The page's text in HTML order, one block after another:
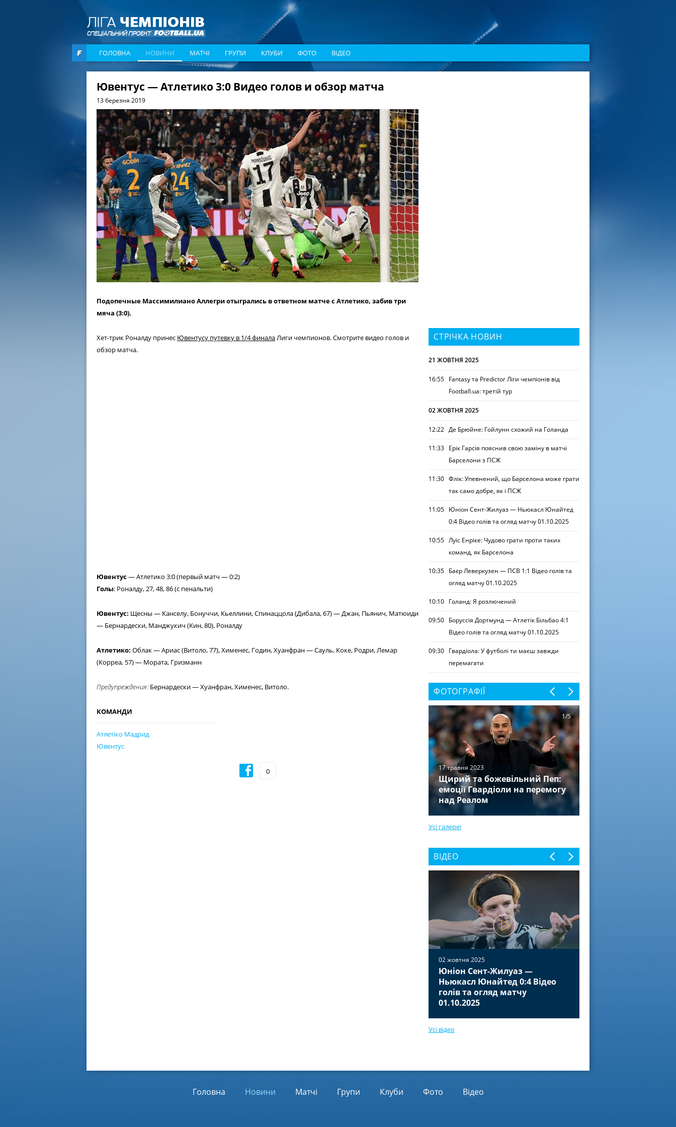
ГОЛОВНА НОВИНИ МАТЧІ ГРУПИ КЛУБИ ФОТО ВІДЕО
Ювентус — Атлетико 3:0 Видео голов и обзор матча
13 березня 2019
Подопечные Массимилиано Аллегри отыгрались в ответном матче с Атлетико, забив три
мяча (3:0).
Хет-трик Роналду принес Ювентусу путевку в 1/4 финалаЛиги чемпионов. Смотрите видео голов и
обзор матча.
Ювентус— Атлетико 3:0 (первый матч — 0:2)
Голы: Роналду, 27, 48, 86 (с пенальти)
Ювентус: Щесны — Канселу, Бонуччи, Кьеллини, Спинаццола (Дибала, 67) — Джан, Пьянич, Матюиди
— Бернардески, Манджукич (Кин, 80), Роналду
Атлетико: Облак — Ариас (Витоло, 77), Хименес, Годин, Хуанфран — Сауль, Коке, Родри, Лемар
(Корреа, 57) — Мората, Гризманн
Предупреждения: Бернардески — Хуанфран, Хименес, Витоло.
КОМАНДИ
Атлетіко Мадрид
Ювентус
0
СТРІЧКА НОВИН
21 ЖОВТНЯ 2025
16:55 Fantasy та Predictor Ліги чемпіонів від
Football.ua: третій тур
02 ЖОВТНЯ 2025
12:22 Де Брюйне: Гойлунн схожий на Голанда
11:33 Ерік Гарсія пояснив свою заміну в матчі
Барселони з ПСЖ
11:30 Флік: Упевнений, що Барселона може грати
так само добре, як і ПСЖ
11:05 Юніон Сент-Жилуаз — Ньюкасл Юнайтед
0:4 Відео голів та огляд матчу 01.10.2025
10:55 Луїс Енріке: Чудово грати проти таких
команд, як Барселона
10:35 Баєр Леверкузен — ПСВ 1:1 Відео голів та
огляд матчу 01.10.2025
10:10 Голанд: Я розлючений
09:50 Боруссія Дортмунд — Атлетік Більбао 4:1
Відео голів та огляд матчу 01.10.2025
09:30 Гвардіола: У футболі ти маєш завжди
перемагати
ФОТОГРАФІЇ
17 травня 2023
Щирий та божевільний Пеп:
емоції Гвардіоли на перемогу
над Реалом
1/5
Усі галереї
ВІДЕО
02 жовтня 2025
Юніон Сент-Жилуаз —
Ньюкасл Юнайтед 0:4 Відео
голів та огляд матчу
01.10.2025
Усі відео
Головна Новини Матчі Групи Клуби Фото Відео